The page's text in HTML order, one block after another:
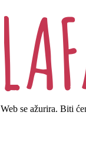
Web se ažurira. Biti